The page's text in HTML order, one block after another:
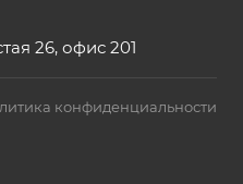
26, офис 201
конфиденциальности